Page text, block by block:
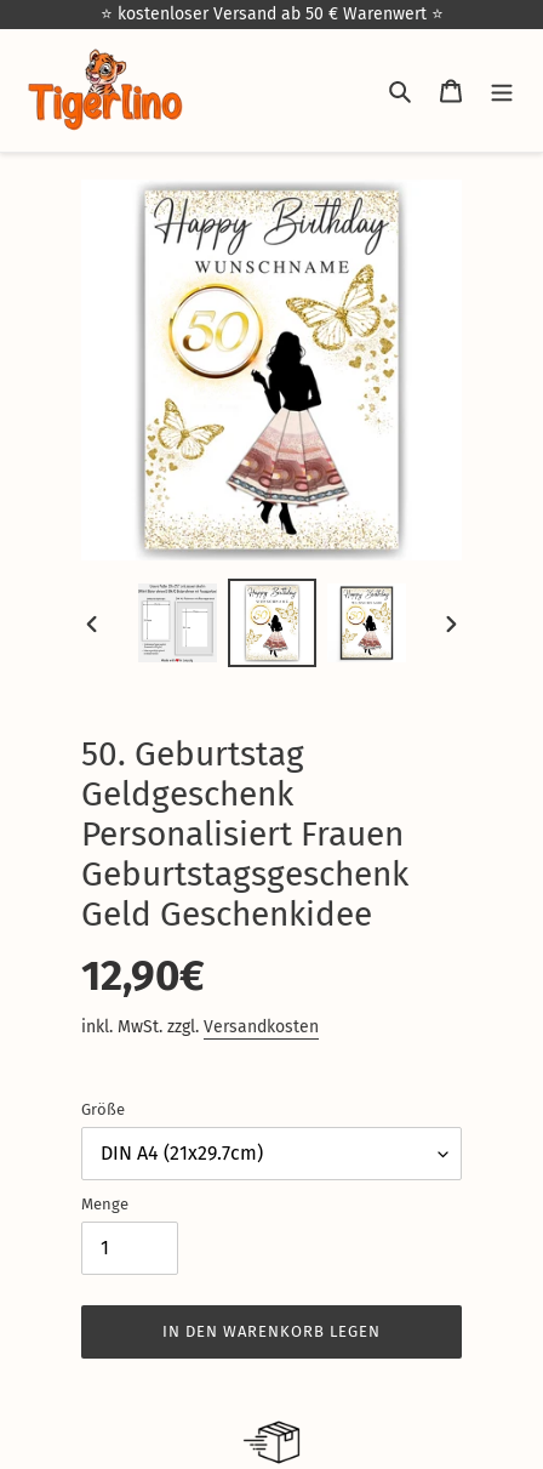
⭐ kostenloser Versand ab 50 € Warenwert ⭐
Suchen
VORHERIGER
SCHIEBER
50. Geburtstag
Geldgeschenk
Personalisiert Frauen
Geburtstagsgeschenk
Geld Geschenkidee
Normaler
Preis
12,90€
inkl. MwSt. zzgl.Versandkosten
Größe
Menge
IN DEN WARENKORB LEGEN